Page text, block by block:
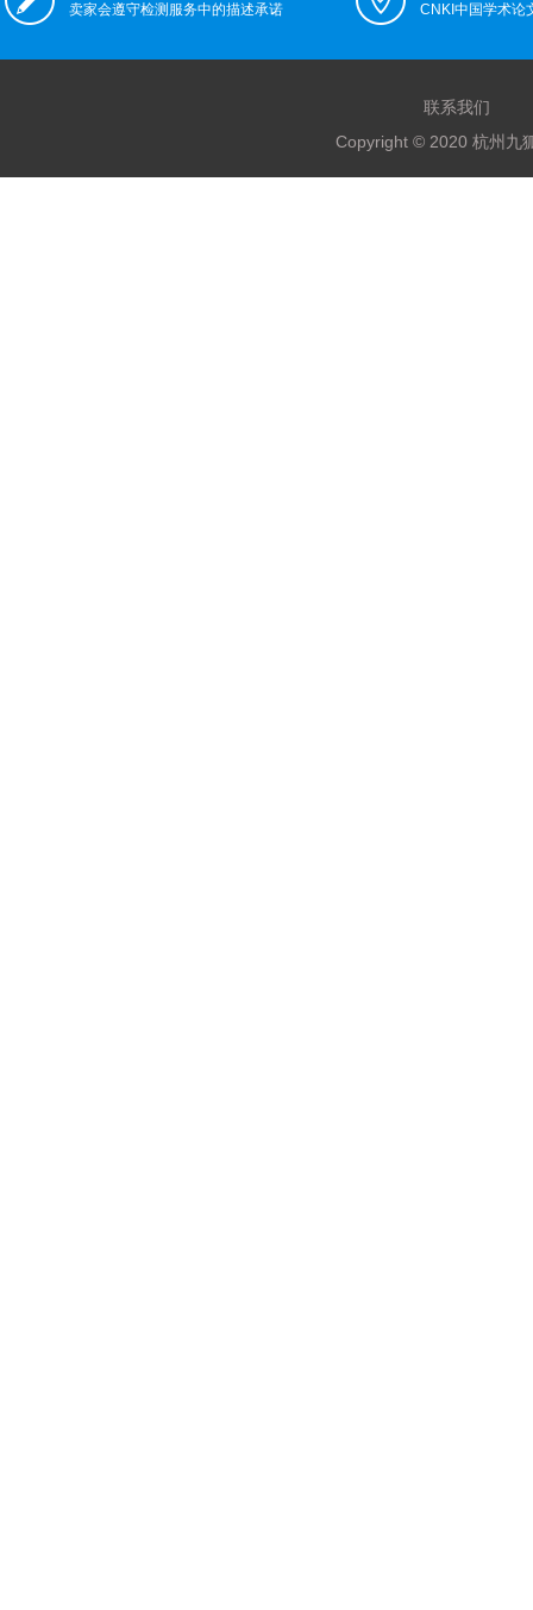
卖家会遵守检测服务中的描述承诺 CNKI中国学术论
联系我们
Copyright © 2020 杭州九